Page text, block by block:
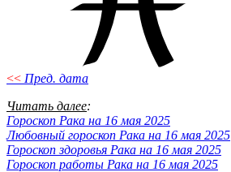
<< Пред. дата
Читать далее:
Гороскоп Рака на 16 мая 2025
Любовный гороскоп Рака на 16 мая 2025
Гороскоп здоровья Рака на 16 мая 2025
Гороскоп работы Рака на 16 мая 2025